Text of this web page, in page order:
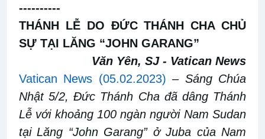
----------
THÁNH LỄ DO ĐỨC THÁNH CHA CHỦ
SỰ TẠI LĂNG “JOHN GARANG”
Văn Yên, SJ - Vatican News
Vatican News (05.02.2023) – Sáng Chúa
Nhật 5/2, Đức Thánh Cha đã dâng Thánh
Lễ với khoảng 100 ngàn người Nam Sudan
tại Lăng “John Garang” ở Juba của Nam